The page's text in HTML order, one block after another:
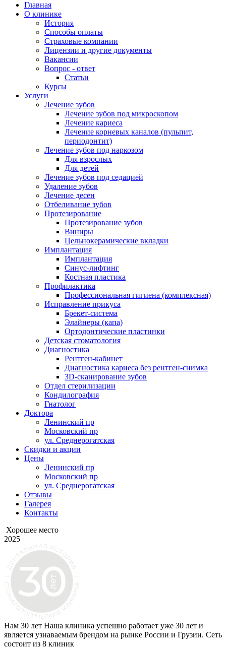
Главная
О клинике
История
Способы оплаты
Страховые компании
Лицензии и другие документы
Вакансии
Вопрос - ответ
Статьи
Курсы
Услуги
Лечение зубов
Лечение зубов под микроскопом
Лечение кариеса
Лечение корневых каналов (пульпит,
периодонтит)
Лечение зубов под наркозом
Для взрослых
Для детей
Лечение зубов под седацией
Удаление зубов
Лечение десен
Отбеливание зубов
Протезирование
Протезирование зубов
Виниры
Цельнокерамические вкладки
Имплантация
Имплантация
Синус-лифтинг
Костная пластика
Профилактика
Профессиональная гигиена (комплексная)
Исправление прикуса
Брекет-система
Элайнеры (капа)
Ортодонтические пластинки
Детская стоматология
Диагностика
Рентген-кабинет
Диагностика кариеса без рентген-снимка
3D-сканирование зубов
Отдел стерилизации
Кондилография
Гнатолог
Доктора
Ленинский пр
Московский пр
ул. Среднерогатская
Скидки и акции
Цены
Ленинский пр
Московский пр
ул. Среднерогатская
Отзывы
Галерея
Контакты
Хорошее место
2025
Нам 30 лет Наша клиника успешно работает уже 30 лет и
является узнаваемым брендом на рынке России и Грузии. Сеть
состоит из 8 клиник